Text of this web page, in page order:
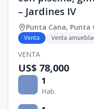
– Jardines IV
Punta Cana, Punta
Venta Venta
VENTA
US$ 78,000
1
Hab.